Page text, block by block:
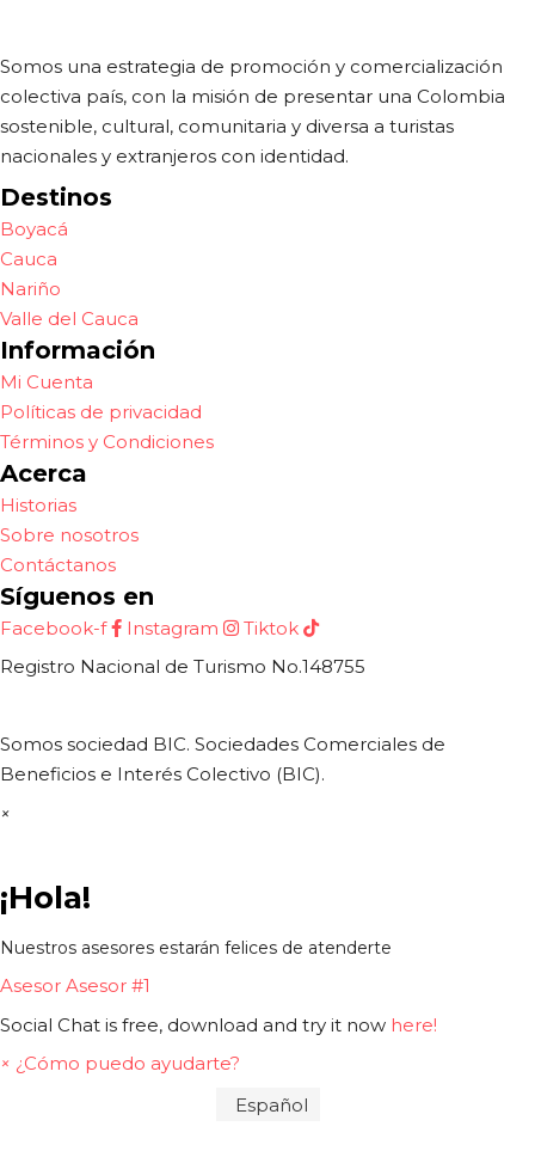
Somos una estrategia de promoción y comercialización
colectiva país, con la misión de presentar una Colombia
sostenible, cultural, comunitaria y diversa a turistas
nacionales y extranjeros con identidad.
Destinos
Boyacá
Cauca
Nariño
Valle del Cauca
Información
Mi Cuenta
Políticas de privacidad
Términos y Condiciones
Acerca
Historias
Sobre nosotros
Contáctanos
Síguenos en
Facebook-f Instagram
Tiktok
Registro Nacional de Turismo No.148755
Somos sociedad BIC. Sociedades Comerciales de
Beneficios e Interés Colectivo (BIC).
×
¡Hola!
Nuestros asesores estarán felices de atenderte
Asesor Asesor #1
Social Chat is free, download and try it now here!
× ¿Cómo puedo ayudarte?
Español